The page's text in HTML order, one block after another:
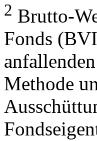
2 Brutto-
Fonds
Methode